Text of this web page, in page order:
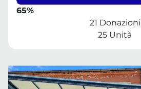
65%
21 Donazioni
25 Unità